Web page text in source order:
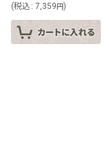
(税込 : 7,359 円)